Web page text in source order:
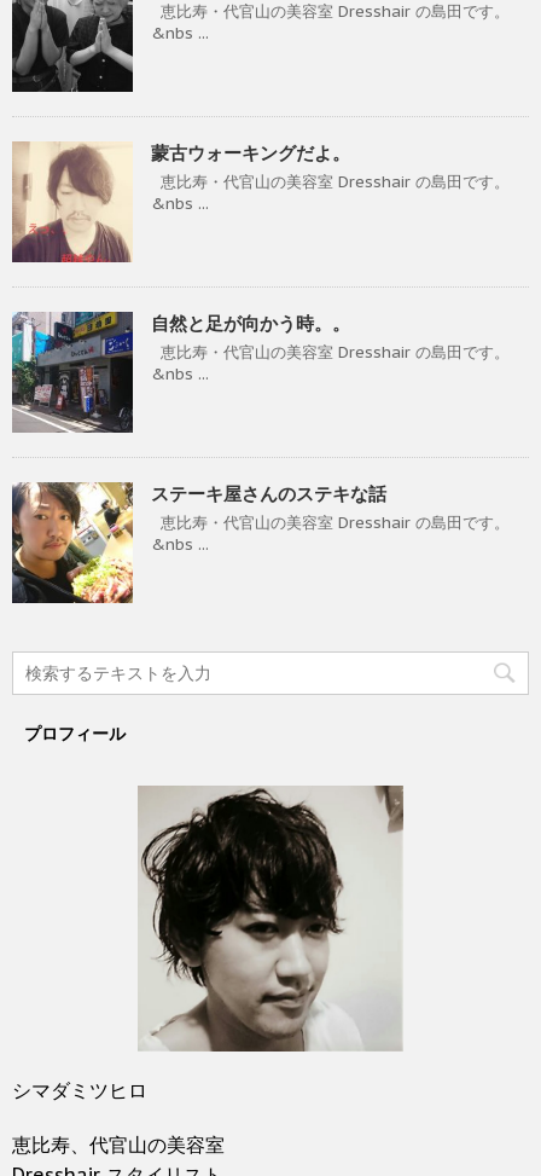
恵比寿・代官山の美容室 Dresshair の島田です。
&nbs ...
蒙古ウォーキングだよ。
恵比寿・代官山の美容室 Dresshair の島田です。
&nbs ...
自然と足が向かう時。。
恵比寿・代官山の美容室 Dresshair の島田です。
&nbs ...
ステーキ屋さんのステキな話
恵比寿・代官山の美容室 Dresshair の島田です。
&nbs ...
プロフィール
シマダミツヒロ
恵比寿、代官山の美容室